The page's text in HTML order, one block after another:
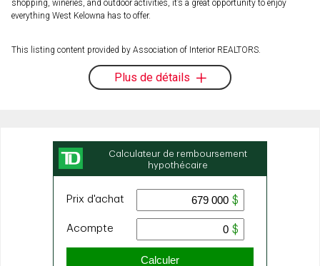
shopping, wineries, and outdoor activities, it’s a great opportunity to enjoy
everything West Kelowna has to offer.
This listing content provided by Association of Interior REALTORS.
Plus de détails